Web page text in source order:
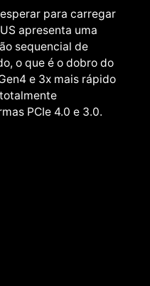
para carregar
apresenta uma
sequencial de
o que é o dobro do
e 3x mais rápido
PCIe 4.0 e 3.0.